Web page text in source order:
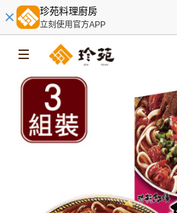
珍苑料理廚房
立刻使用官方APP